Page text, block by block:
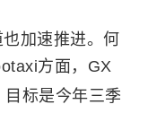
加速推进。何
方面，GX
目标是今年三季